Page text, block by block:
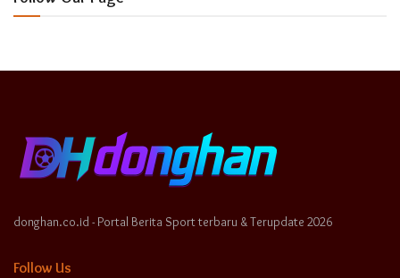
donghan.co.id - Portal Berita Sport terbaru & Terupdate 2026
Follow Us